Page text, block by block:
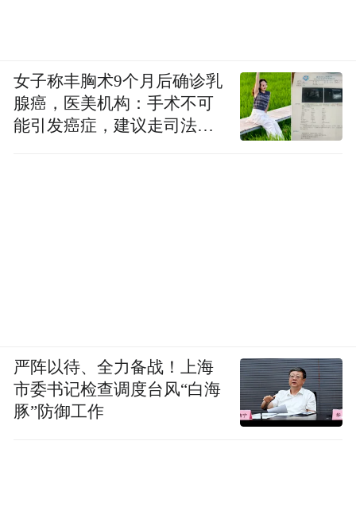
女子称丰胸术9个月后确诊乳
腺癌，医美机构：手术不可
能引发癌症，建议走司法途
严阵以待、全力备战！上海
市委书记检查调度台风“白海
豚”防御工作